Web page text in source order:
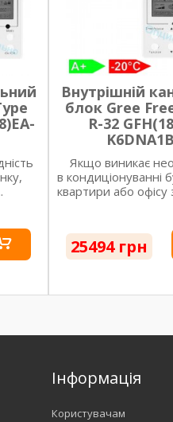
Внутрішній
блок Gree
R-32
Якщо виникає
в кондиціонуванні
квартири або офісу
25494 грн
Інформація
Користувачам